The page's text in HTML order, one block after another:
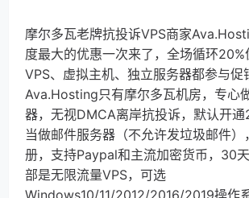
摩尔多瓦老牌抗投诉VPS商家
度最大的优惠一次来了，全场循环
VPS、虚拟主机、独立服务器都参与促
Ava.Hosting只有摩尔多瓦机房，专心
器，无视DMCA离岸抗投诉，默认开
当做邮件服务器（不允许发垃圾邮件）
册，支持Paypal和主流加密货币，30
部是无限流量VPS，可选
Windows10/11/2012/2016/2019操作